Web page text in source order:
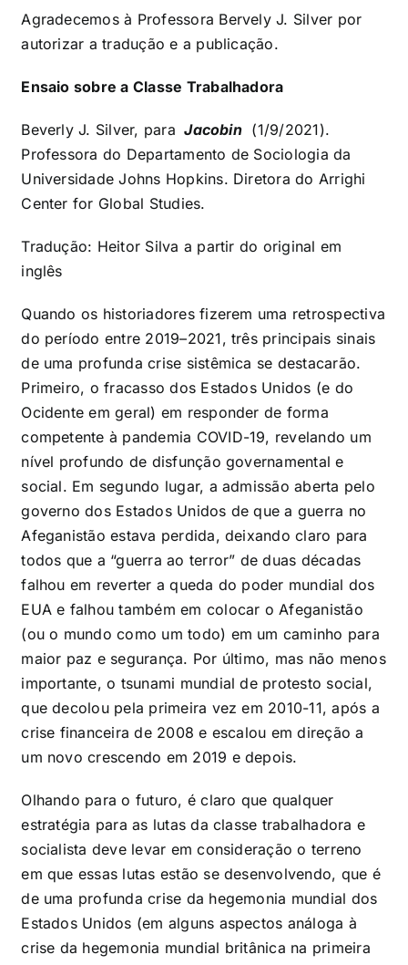
Agradecemos à Professora Bervely J. Silver por
autorizar a tradução e a publicação.
Ensaio sobre a Classe Trabalhadora
Beverly J. Silver, para Jacobin(1/9/2021).
Professora do Departamento de Sociologia da
Universidade Johns Hopkins. Diretora do Arrighi
Center for Global Studies.
Tradução: Heitor Silva a partir do original em
inglês
Quando os historiadores fizerem uma retrospectiva
do período entre 2019–2021, três principais sinais
de uma profunda crise sistêmica se destacarão.
Primeiro, o fracasso dos Estados Unidos (e do
Ocidente em geral) em responder de forma
competente à pandemia COVID-19, revelando um
nível profundo de disfunção governamental e
social. Em segundo lugar, a admissão aberta pelo
governo dos Estados Unidos de que a guerra no
Afeganistão estava perdida, deixando claro para
todos que a “guerra ao terror” de duas décadas
falhou em reverter a queda do poder mundial dos
EUA e falhou também em colocar o Afeganistão
(ou o mundo como um todo) em um caminho para
maior paz e segurança. Por último, mas não menos
importante, o tsunami mundial de protesto social,
que decolou pela primeira vez em 2010-11, após a
crise financeira de 2008 e escalou em direção a
um novo crescendo em 2019 e depois.
Olhando para o futuro, é claro que qualquer
estratégia para as lutas da classe trabalhadora e
socialista deve levar em consideração o terreno
em que essas lutas estão se desenvolvendo, que é
de uma profunda crise da hegemonia mundial dos
Estados Unidos (em alguns aspectos análoga à
crise da hegemonia mundial britânica na primeira